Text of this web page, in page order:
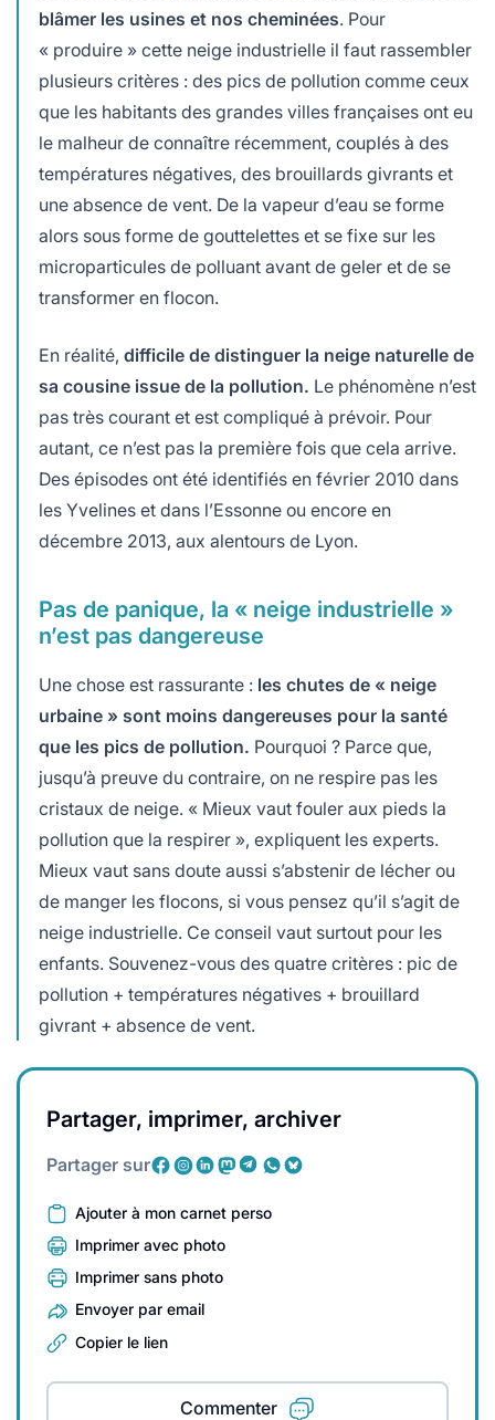
blâmer les usines et nos cheminées. Pour
« produire » cette neige industrielle il faut rassembler
plusieurs critères : des pics de pollution comme ceux
que les habitants des grandes villes françaises ont eu
le malheur de connaître récemment, couplés à des
températures négatives, des brouillards givrants et
une absence de vent. De la vapeur d’eau se forme
alors sous forme de gouttelettes et se fixe sur les
microparticules de polluant avant de geler et de se
transformer en flocon.
En réalité, difficile de distinguer la neige naturelle de
sa cousine issue de la pollution. Le phénomène n’est
pas très courant et est compliqué à prévoir. Pour
autant, ce n’est pas la première fois que cela arrive.
Des épisodes ont été identifiés en février 2010 dans
les Yvelines et dans l’Essonne ou encore en
décembre 2013, aux alentours de Lyon.
Pas de panique, la « neige industrielle »
n’est pas dangereuse
Une chose est rassurante : les chutes de « neige
urbaine » sont moins dangereuses pour la santé
que les pics de pollution. Pourquoi ? Parce que,
jusqu’à preuve du contraire, on ne respire pas les
cristaux de neige. « Mieux vaut fouler aux pieds la
pollution que la respirer », expliquent les experts.
Mieux vaut sans doute aussi s’abstenir de lécher ou
de manger les flocons, si vous pensez qu’il s’agit de
neige industrielle. Ce conseil vaut surtout pour les
enfants. Souvenez-vous des quatre critères : pic de
pollution + températures négatives + brouillard
givrant + absence de vent.
Partager, imprimer, archiver
Partager sur
Ajouter à mon carnet perso
Imprimer avec photo
Imprimer sans photo
Envoyer par email
Copier le lien
Commenter